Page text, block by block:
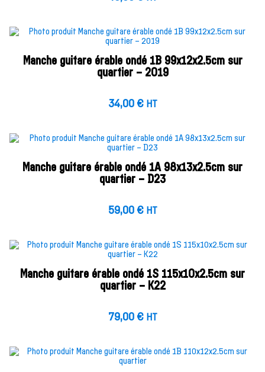
Manche guitare érable ondé 1B 99x12x2.5cm sur
quartier – 2019
34,00 € HT
Manche guitare érable ondé 1A 98x13x2.5cm sur
quartier – D23
59,00 € HT
Manche guitare érable ondé 1S 115x10x2.5cm sur
quartier – K22
79,00 € HT